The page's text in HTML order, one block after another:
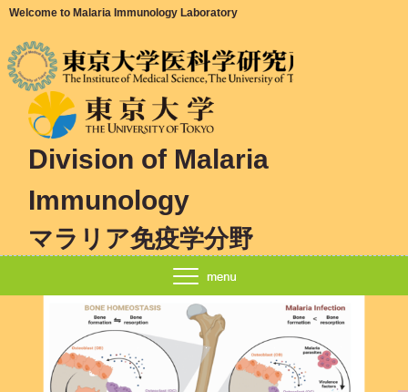
Welcome to Malaria Immunology Laboratory
Division of Malaria
Immunology
マラリア免疫学分野